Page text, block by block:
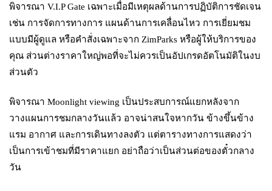
พิจารณา V.I.P Gate เฉพาะเมื่อมีเหตุผลด้านการปฏิบัติการชัดเจน
เช่น การจัดการทางการ แผนด้านการเคลื่อนไหว การเยี่ยมชม
แบบมีผู้ดูแล หรือคำสั่งเฉพาะจาก ZimParks หรือผู้ให้บริการของ
คุณ ส่วนต่างราคาใหญ่พอที่จะไม่ควรเป็นอัปเกรดอัตโนมัติในงบ
ส่วนตัว
พิจารณา Moonlight viewing เป็นประสบการณ์แยกหลังจาก
วางแผนการชมกลางวันแล้ว อาจน่าสนใจหากวัน ข้างขึ้นข้าง
แรม อากาศ และการเดินทางลงตัว แต่ตารางทางการแสดงว่า
เป็นการเข้าชมที่มีราคาแยก อย่าถือว่าเป็นส่วนต่อของตั๋วกลาง
วัน